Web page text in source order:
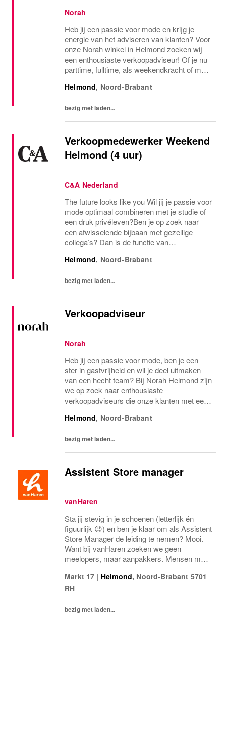
Norah
Heb jij een passie voor mode en krijg je
energie van het adviseren van klanten? Voor
onze Norah winkel in Helmond zoeken wij
een enthousiaste verkoopadviseur! Of je nu
parttime, fulltime, als weekendkracht of met
we kijken samen met de storemanager
Helmond, Noord-Brabant
bezig met laden...
Verkoopmedewerker Weekend
Helmond (4 uur)
C&A Nederland
The future looks like you Wil jij je passie voor
mode optimaal combineren met je studie of
een druk privéleven?Ben je op zoek naar
een afwisselende bijbaan met gezellige
collega’s? Dan is de functie van
jou! Als verkoopmedewerker bij C&A kom je
Helmond, Noord-Brabant
bezig met laden...
Verkoopadviseur
Norah
Heb jij een passie voor mode, ben je een
ster in gastvrijheid en wil je deel uitmaken
van een hecht team? Bij Norah Helmond zijn
we op zoek naar enthousiaste
verkoopadviseurs die onze klanten met een
perfecte outfit! Of je nu parttime, in het
Helmond, Noord-Brabant
bezig met laden...
Assistent Store manager
vanHaren
Sta jij stevig in je schoenen (letterlijk én
figuurlijk 😉) en ben je klaar om als Assistent
Store Manager de leiding te nemen? Mooi.
Want bij vanHaren zoeken we geen
meelopers, maar aanpakkers. Mensen met
retailgevoel.Als Assistent Store Manager
ben jij de...
Markt 17 | Helmond, Noord-Brabant 5701
RH
bezig met laden...